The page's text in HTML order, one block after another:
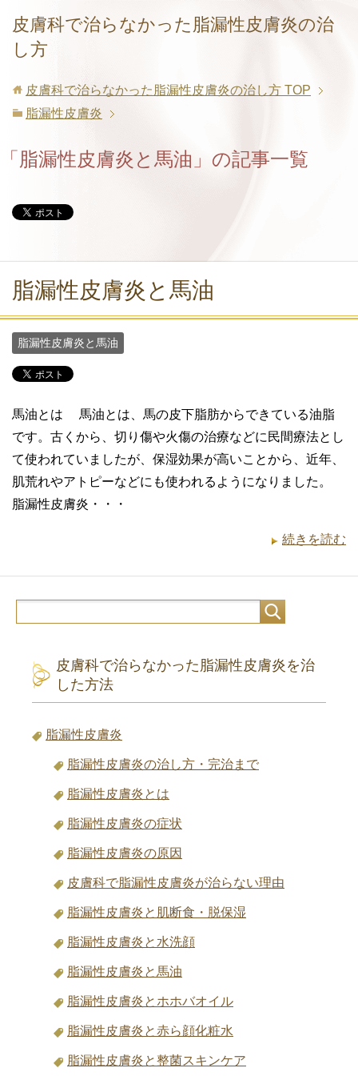
皮膚科で治らなかった脂漏性皮膚炎の治
し方
皮膚科で治らなかった脂漏性皮膚炎の治し方 TOP
脂漏性皮膚炎
「脂漏性皮膚炎と馬油」の記事一覧
脂漏性皮膚炎と馬油
脂漏性皮膚炎と馬油
馬油とは 馬油とは、馬の皮下脂肪からできている油脂
です。古くから、切り傷や火傷の治療などに民間療法とし
て使われていましたが、保湿効果が高いことから、近年、
肌荒れやアトピーなどにも使われるようになりました。
脂漏性皮膚炎・・・
続きを読む
皮膚科で治らなかった脂漏性皮膚炎を治
した方法
脂漏性皮膚炎
脂漏性皮膚炎の治し方・完治まで
脂漏性皮膚炎とは
脂漏性皮膚炎の症状
脂漏性皮膚炎の原因
皮膚科で脂漏性皮膚炎が治らない理由
脂漏性皮膚炎と肌断食・脱保湿
脂漏性皮膚炎と水洗顔
脂漏性皮膚炎と馬油
脂漏性皮膚炎とホホバオイル
脂漏性皮膚炎と赤ら顔化粧水
脂漏性皮膚炎と整菌スキンケア